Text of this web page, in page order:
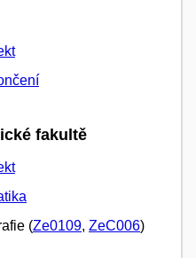
fakultě
(Ze0109, ZeC006)